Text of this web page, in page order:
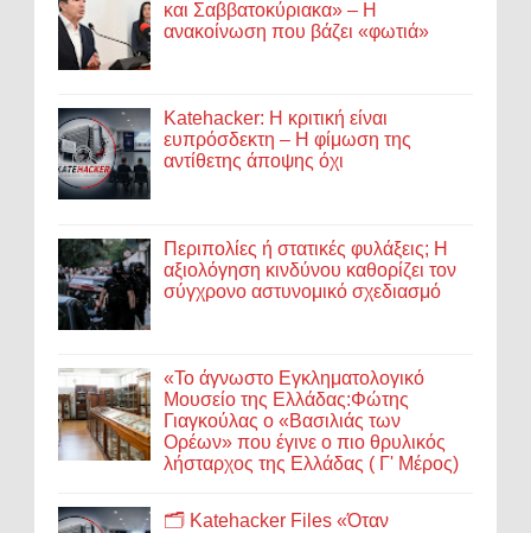
και Σαββατοκύριακα» – Η
ανακοίνωση που βάζει «φωτιά»
Katehacker: Η κριτική είναι
ευπρόσδεκτη – Η φίμωση της
αντίθετης άποψης όχι
Περιπολίες ή στατικές φυλάξεις; Η
αξιολόγηση κινδύνου καθορίζει τον
σύγχρονο αστυνομικό σχεδιασμό
«Το άγνωστο Εγκληματολογικό
Μουσείο της Ελλάδας:Φώτης
Γιαγκούλας ο «Βασιλιάς των
Ορέων» που έγινε ο πιο θρυλικός
λήσταρχος της Ελλάδας ( Γ' Μέρος)
🗂️ Katehacker Files «Όταν